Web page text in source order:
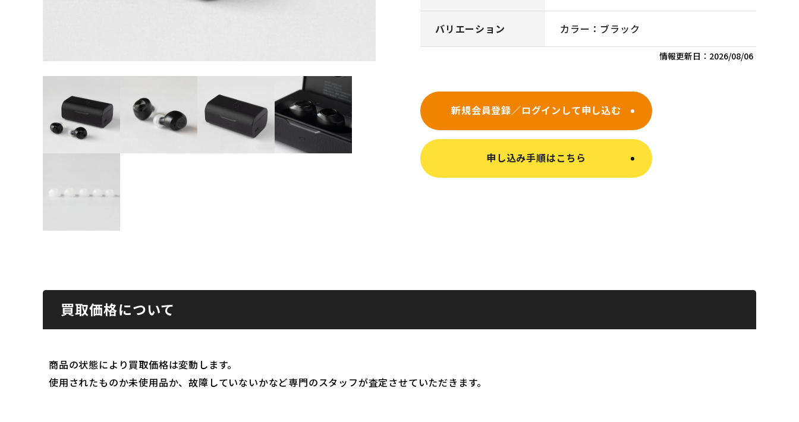
バリエーション カラー：ブラック
情報更新日： 2026/08/06
新規会員登録／ログインして申し込む
申し込み手順はこちら
買取価格について
商品の状態により買取価格は変動します。
使用されたものか未使用品か、故障していないかなど専門のスタッフが査定させていただきます。